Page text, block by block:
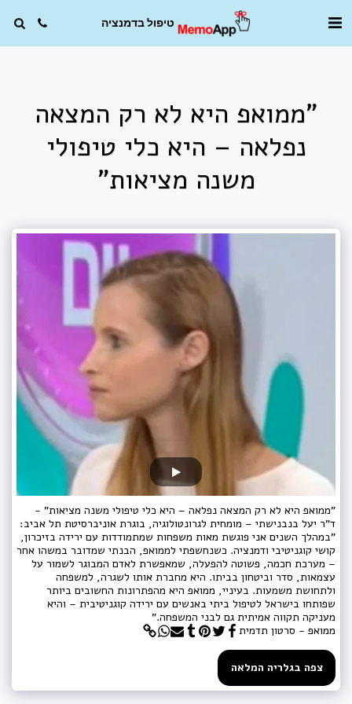
טיפול בדמנציה
"ממואפ היא לא רק המצאה
נפלאה – היא כלי טיפולי
משנה מציאות"
"ממואפ היא לא רק המצאה נפלאה – היא כלי טיפולי משנה מציאות" -
ד"ר יעל בנבנישתי – מומחית לגרונטולוגיה, בוגרת אוניברסיטת תל אביב:
"במהלך השנים אני פוגשת מאות משפחות שמתמודדות עם ירידה בזיכרון,
קושי קוגניטיבי ודמנציה. כשנחשפתי לממואפ, הבנתי שמדובר במשהו אחר
– מערכת חכמה, פשוטה להפעלה, שמאפשרת לאדם המבוגר לשמור על
עצמאות, סדר וביטחון בביתו. היא מחברת אותו לשגרה, למשפחה
ולתחושת משמעות. בעיניי, ממואפ היא מהפתרונות החשובים ביותר
שפותחו בישראל לטיפול ביתי באנשים עם ירידה קוגניטיבית – והיא
מעניקה תקווה אמיתית גם לבני המשפחה."
ממואפ - סרטון תדמית
צפה בגלריה המלאה